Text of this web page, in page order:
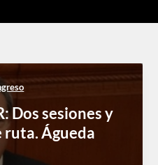
Dos sesiones y
ruta. Águeda